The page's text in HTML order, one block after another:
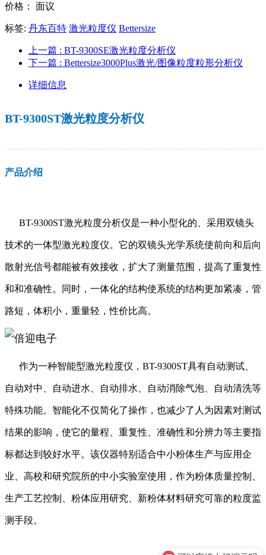
价格： 面议
标签: 丹东百特 激光粒度仪 Bettersize
上一篇 : BT-9300SE激光粒度分析仪
下一篇 : Bettersize3000Plus激光/图像粒度粒形分析仪
详细信息
BT-9300ST激光粒度分析仪
产品介绍
BT-9300ST激光粒度分析仪是一种小型化的、采用双镜头
技术的一体型激光粒度仪。它的双镜头光学系统使前向和后向
散射光信号都能被有效接收，扩大了测量范围，提高了重复性
和和准确性。同时，一体化的结构使系统的结构更加紧凑，管
路短，体积小，重量轻，性价比高。
作为一种智能型激光粒度仪，BT-9300ST具有自动测试、
自动对中、自动进水、自动排水、自动消除气泡、自动清洗等
特殊功能。智能化不仅简化了操作，也减少了人为因素对测试
结果的影响，使它的量程、重复性、准确性和分辨力等主要指
标都达到较好水平。该仪器特别适合中小粉体生产与应用企
业、高校和研究院所的中小实验室使用，作为粉体质量控制、
生产工艺控制、粉体应用研究、新粉体材料研究可靠的粒度监
测手段。